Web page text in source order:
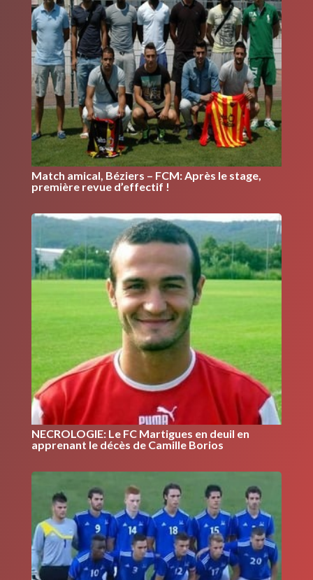
Match amical, Béziers – FCM: Après le stage,
première revue d’effectif !
NECROLOGIE: Le FC Martigues en deuil en
apprenant le décès de Camille Borios